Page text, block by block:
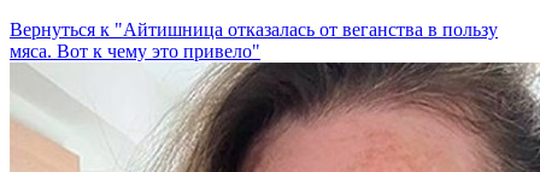
Вернуться к "Айтишница отказалась от веганства в пользу
мяса. Вот к чему это привело"